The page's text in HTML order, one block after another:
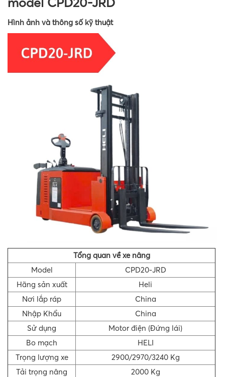
Hình ảnh và thông số kỹ thuật
Tổng quan về xe nâng
Model
CPD20-JRD
Hãng sản xuất
Heli
Nơi lắp ráp
China
Nhập Khẩu
China
Sử dụng
Motor điện (Đứng lái)
Bo mạch
HELI
Trọng lượng xe
2900/2970/3240 Kg
Tải trọng nâng
2000 Kg